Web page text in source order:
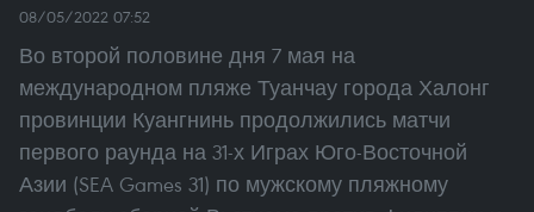
08/05/2022 07:52
Во второй половине дня 7 мая на
международном пляже Туанчау города Халонг
провинции Куангнинь продолжились матчи
первого раунда на 31-х Играх Юго-Восточной
Азии (SEA Games 31) по мужскому пляжному